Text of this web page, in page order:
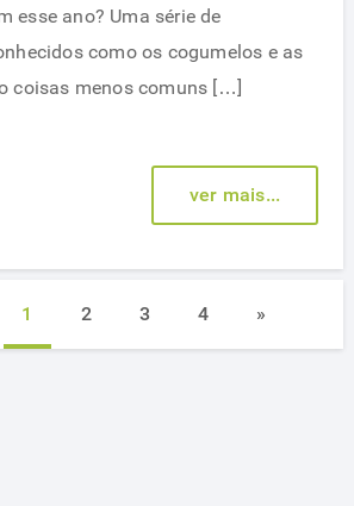
esse ano? Uma série de
como os cogumelos e as
coisas menos comuns […]
ver mais...
1 2 3 4 »